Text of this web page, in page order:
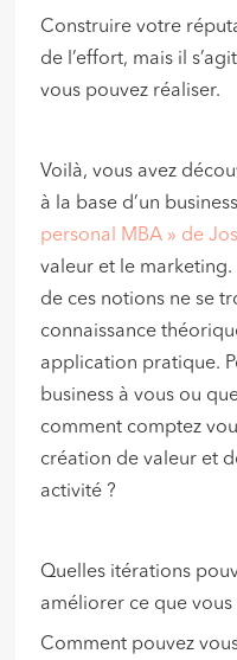
Construire votre
de l’effort, mais il
vous pouvez réaliser.
Voilà, vous avez
à la base d’un
personal MBA » de
valeur et le
de ces notions ne se
connaissance
application pratique.
business à vous ou
comment comptez
création de valeur et
activité ?
Quelles itérations
améliorer ce que vous
Comment pouvez